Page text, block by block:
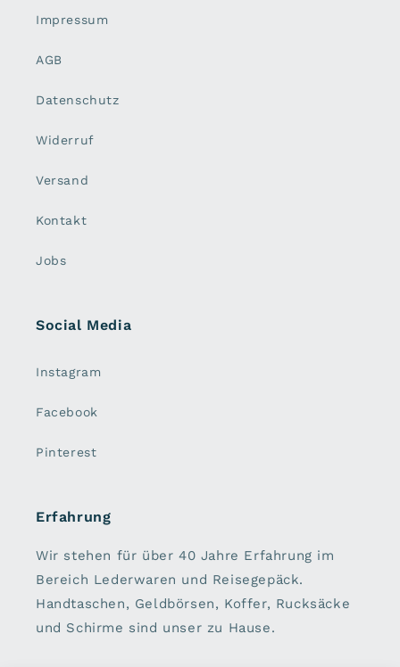
Impressum
AGB
Datenschutz
Widerruf
Versand
Kontakt
Jobs
Social Media
Instagram
Facebook
Pinterest
Erfahrung
Wir stehen für über 40 Jahre Erfahrung im
Bereich Lederwaren und Reisegepäck.
Handtaschen, Geldbörsen, Koffer, Rucksäcke
und Schirme sind unser zu Hause.